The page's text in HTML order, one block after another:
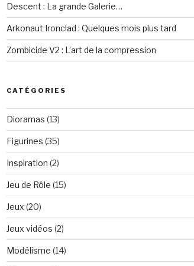
Descent : La grande Galerie…
Arkonaut Ironclad : Quelques mois plus tard
Zombicide V2 : L’art de la compression
CATÉGORIES
Dioramas (13)
Figurines (35)
Inspiration (2)
Jeu de Rôle (15)
Jeux (20)
Jeux vidéos (2)
Modélisme (14)